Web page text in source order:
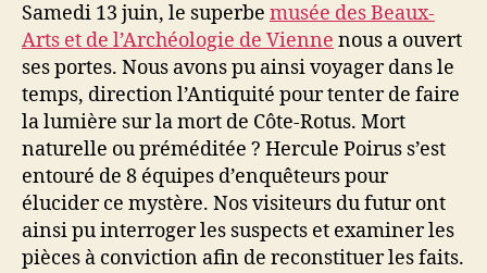
Samedi 13 juin, le superbe musée des Beaux-
Arts et de l’Archéologie de Vienne nous a ouvert
ses portes. Nous avons pu ainsi voyager dans le
temps, direction l’Antiquité pour tenter de faire
la lumière sur la mort de Côte-Rotus. Mort
naturelle ou préméditée ? Hercule Poirus s’est
entouré de 8 équipes d’enquêteurs pour
élucider ce mystère. Nos visiteurs du futur ont
ainsi pu interroger les suspects et examiner les
pièces à conviction afin de reconstituer les faits.